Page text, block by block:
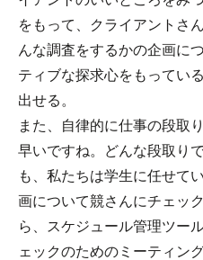
をもって、クライアントさ
んな調査をするかの企画に
ティブな探求心をもってい
出せる。
また、自律的に仕事の段取
早いですね。どんな段取り
も、私たちは学生に任せて
画について競さんにチェッ
ら、スケジュール管理ツー
ェックのためのミーティン